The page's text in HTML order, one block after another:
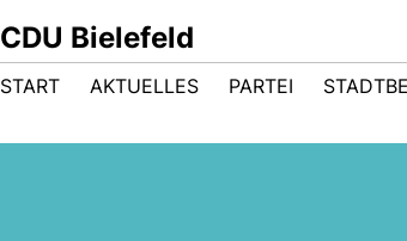
CDU Bielefeld
START AKTUELLES PARTEI